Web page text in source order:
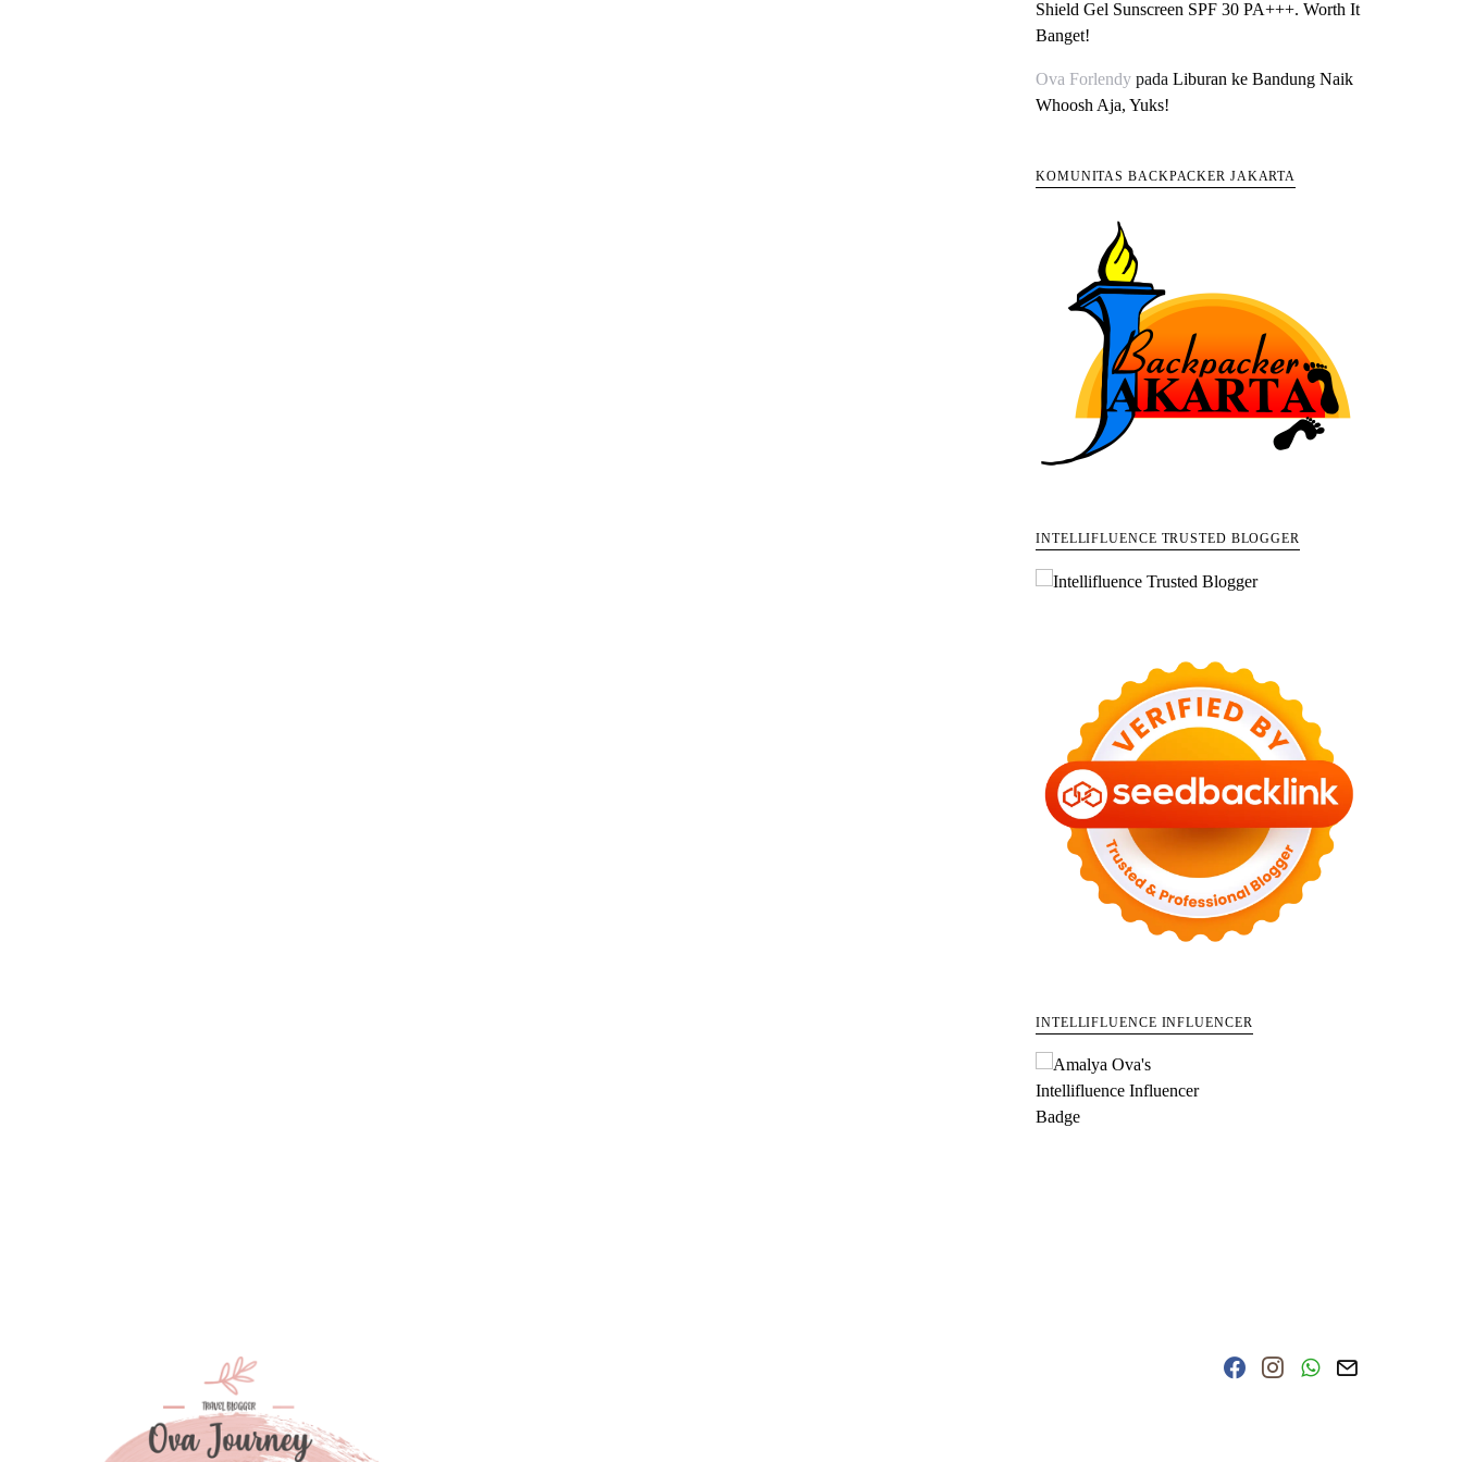
Shield Gel Sunscreen SPF 30 PA+++. Worth It
Banget!
Ova Forlendy pada Liburan ke Bandung Naik
Whoosh Aja, Yuks!
KOMUNITAS BACKPACKER JAKARTA
INTELLIFLUENCE TRUSTED BLOGGER
INTELLIFLUENCE INFLUENCER